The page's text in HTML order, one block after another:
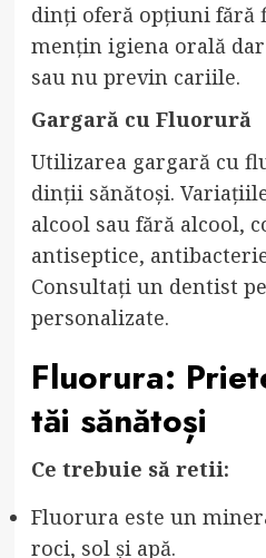
dinți oferă opțiuni fără
mențin igiena orală
sau nu previn cariile.
Gargară cu Fluorură
Utilizarea gargară cu
dinții sănătoși.
alcool sau fără alcool,
antiseptice,
Consultați un dentist
personalizate.
Fluorura:
tăi sănătoși
Ce trebuie să retii:
Fluorura este un
roci, sol și apă.